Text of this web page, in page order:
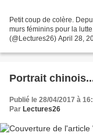
Petit coup de colère.
murs féminins pour la
(@Lectures26) April 28,
Portrait
Publié le 28/04/2017 à
Par Lectures26